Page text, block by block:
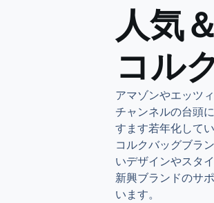
人気
コル
アマゾンやエッツ
チャンネルの台頭
すます若年化して
コルクバッグブラ
いデザインやスタ
新興ブランドのサ
います。